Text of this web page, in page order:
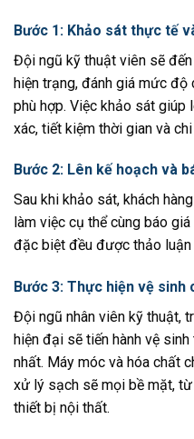
Bước 1: Khảo sát thực tế
Đội ngũ kỹ thuật viên sẽ
hiện trạng, đánh giá mức
phù hợp. Việc khảo sát giúp
xác, tiết kiệm thời gian và chi
Bước 2: Lên kế hoạch và
Sau khi khảo sát, khách
làm việc cụ thể cùng báo
đặc biệt đều được thảo
Bước 3: Thực hiện vệ sinh
Đội ngũ nhân viên kỹ thuật,
hiện đại sẽ tiến hành vệ
nhất. Máy móc và hóa chất
xử lý sạch sẽ mọi bề mặt, từ
thiết bị nội thất.